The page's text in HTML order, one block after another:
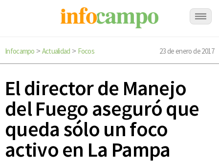
Infocampo > Actualidad > Focos 23 de enero de 2017
El director de Manejo
del Fuego aseguró que
queda sólo un foco
activo en La Pampa